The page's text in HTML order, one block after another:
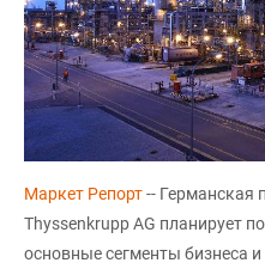
Маркет Репорт-- Германская
Thyssenkrupp AG планирует
основные сегменты бизнеса